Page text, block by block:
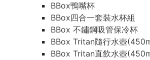
BBox鴨嘴杯
BBox四合一套裝水杯組
BBox 不鏽鋼吸管保冷杯
BBox Tritan隨行水壺
BBox Tritan直飲水壺